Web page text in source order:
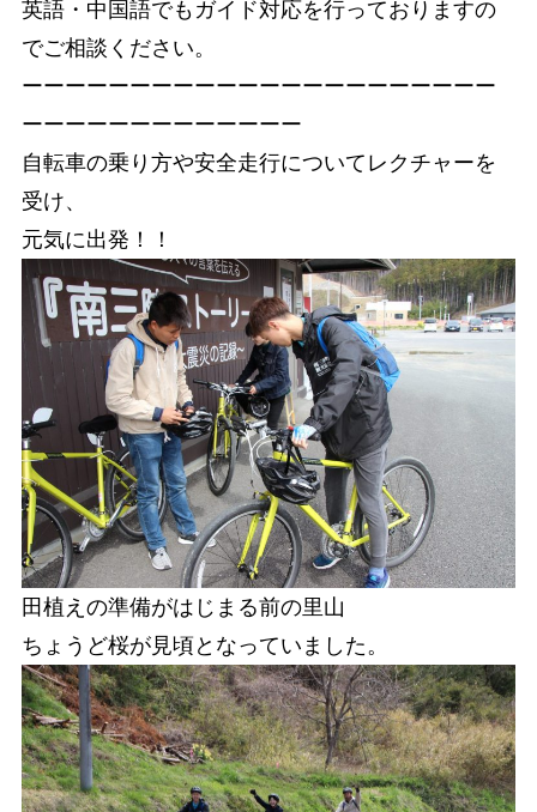
英語・中国語でもガイド対応を行っておりますの
でご相談ください。
ーーーーーーーーーーーーーーーーーーーーーー
ーーーーーーーーーーーーー
自転車の乗り方や安全走行についてレクチャーを
受け、
元気に出発！！
田植えの準備がはじまる前の里山
ちょうど桜が見頃となっていました。